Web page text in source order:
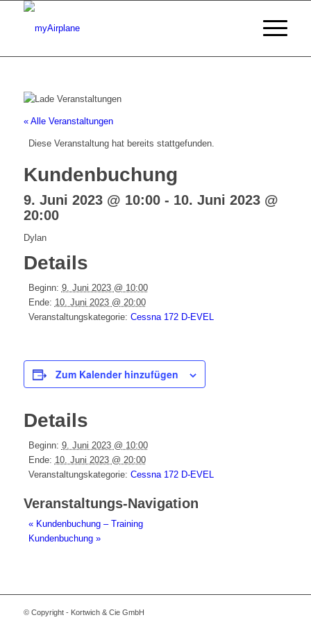
« Alle Veranstaltungen
Diese Veranstaltung hat bereits stattgefunden.
Kundenbuchung
9. Juni 2023 @ 10:00- 10. Juni 2023 @
20:00
Dylan
Details
Beginn: 9. Juni 2023 @ 10:00
Ende: 10. Juni 2023 @ 20:00
Veranstaltungskategorie: Cessna 172 D-EVEL
Zum Kalender hinzufügen
Details
Beginn: 9. Juni 2023 @ 10:00
Ende: 10. Juni 2023 @ 20:00
Veranstaltungskategorie: Cessna 172 D-EVEL
Veranstaltungs-Navigation
«Kundenbuchung – Training
Kundenbuchung »
© Copyright - Kortwich & Cie GmbH